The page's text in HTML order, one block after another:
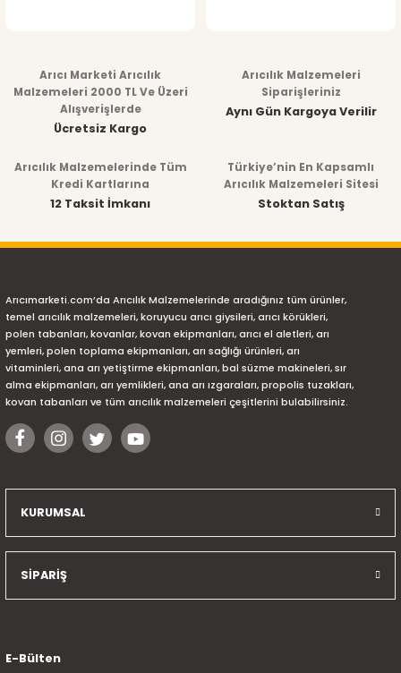
Arıcı Marketi Arıcılık
Malzemeleri 2000 TL Ve Üzeri
Alışverişlerde
Ücretsiz Kargo
Arıcılık Malzemeleri
Siparişleriniz
Aynı Gün Kargoya Verilir
Arıcılık Malzemelerinde Tüm
Kredi Kartlarına
12 Taksit İmkanı
Türkiye’nin En Kapsamlı
Arıcılık Malzemeleri Sitesi
Stoktan Satış
Arıcımarketi.com’da Arıcılık Malzemelerinde aradığınız tüm ürünler,
temel arıcılık malzemeleri, koruyucu arıcı giysileri, arıcı körükleri,
polen tabanları, kovanlar, kovan ekipmanları, arıcı el aletleri, arı
yemleri, polen toplama ekipmanları, arı sağlığı ürünleri, arı
vitaminleri, ana arı yetiştirme ekipmanları, bal süzme makineleri, sır
alma ekipmanları, arı yemlikleri, ana arı ızgaraları, propolis tuzakları,
kovan tabanları ve tüm arıcılık malzemeleri çeşitlerini bulabilirsiniz.
KURUMSAL
SİPARİŞ
E-Bülten